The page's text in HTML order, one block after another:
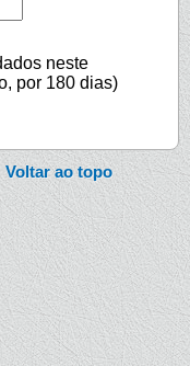
neste
por 180 dias)
Voltar ao topo